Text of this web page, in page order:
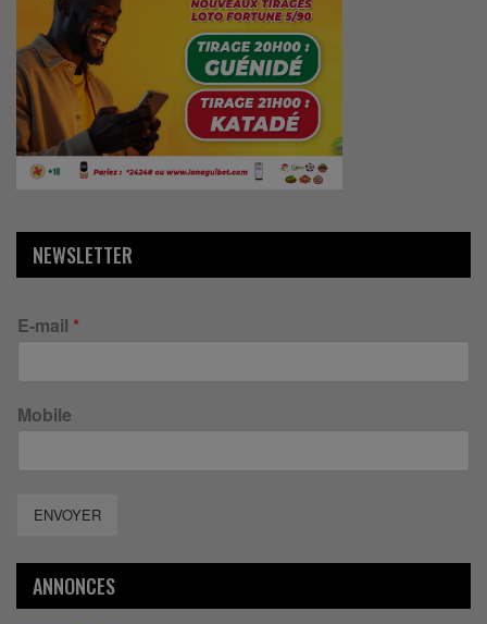
NEWSLETTER
E-mail *
Mobile
ENVOYER
ANNONCES